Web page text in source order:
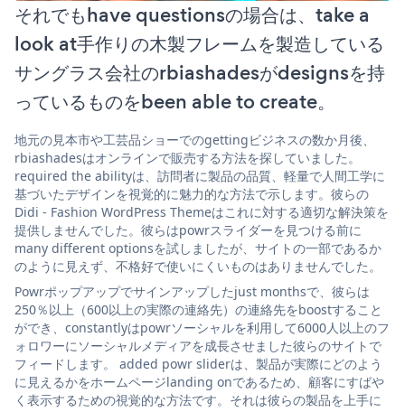
それでもhave questionsの場合は、take a
look at手作りの木製フレームを製造している
サングラス会社のrbiashadesがdesignsを持
っているものをbeen able to create。
地元の見本市や工芸品ショーでのgettingビジネスの数か月後、
rbiashadesはオンラインで販売する方法を探していました。
required the abilityは、訪問者に製品の品質、軽量で人間工学に
基づいたデザインを視覚的に魅力的な方法で示します。彼らの
Didi - Fashion WordPress Themeはこれに対する適切な解決策を
提供しませんでした。彼らはpowrスライダーを見つける前に
many different optionsを試しましたが、サイトの一部であるか
のように見えず、不格好で使いにくいものはありませんでした。
Powrポップアップでサインアップしたjust monthsで、彼らは
250％以上（600以上の実際の連絡先）の連絡先をboostすること
ができ、constantlyはpowrソーシャルを利用して6000人以上のフ
ォロワーにソーシャルメディアを成長させました彼らのサイトで
フィードします。 added powr sliderは、製品が実際にどのよう
に見えるかをホームページlanding onであるため、顧客にすばや
く表示するための視覚的な方法です。それは彼らの製品を上手に